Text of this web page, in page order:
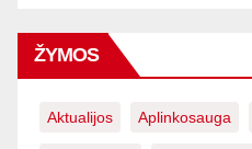
ŽYMOS
Aktualijos Aplinkosauga